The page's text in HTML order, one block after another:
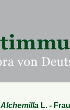
Alchemilla L. -